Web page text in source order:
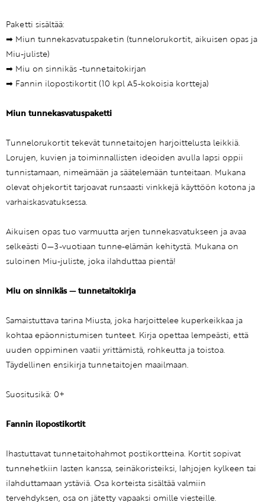
Paketti sisältää:
➡ Miun tunnekasvatuspaketin (tunnelorukortit, aikuisen opas ja
Miu-juliste)
➡ Miu on sinnikäs -tunnetaitokirjan
➡ Fannin ilopostikortit (10 kpl A5-kokoisia kortteja)
Miun tunnekasvatuspaketti
Tunnelorukortit tekevät tunnetaitojen harjoittelusta leikkiä.
Lorujen, kuvien ja toiminnallisten ideoiden avulla lapsi oppii
tunnistamaan, nimeämään ja säätelemään tunteitaan. Mukana
olevat ohjekortit tarjoavat runsaasti vinkkejä käyttöön kotona ja
varhaiskasvatuksessa.
Aikuisen opas tuo varmuutta arjen tunnekasvatukseen ja avaa
selkeästi 0—3-vuotiaan tunne-elämän kehitystä. Mukana on
suloinen Miu-juliste, joka ilahduttaa pientä!
Miu on sinnikäs — tunnetaitokirja
Samaistuttava tarina Miusta, joka harjoittelee kuperkeikkaa ja
kohtaa epäonnistumisen tunteet. Kirja opettaa lempeästi, että
uuden oppiminen vaatii yrittämistä, rohkeutta ja toistoa.
Täydellinen ensikirja tunnetaitojen maailmaan.
Suositusikä: 0+
Fannin ilopostikortit
Ihastuttavat tunnetaitohahmot postikortteina. Kortit sopivat
tunnehetkiin lasten kanssa, seinäkoristeiksi, lahjojen kylkeen tai
ilahduttamaan ystäviä. Osa korteista sisältää valmiin
tervehdyksen, osa on jätetty vapaaksi omille viesteille.